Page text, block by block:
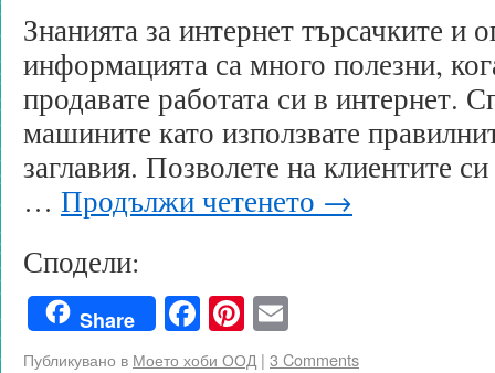
Знанията за интернет търсачките и
информацията са много полезни,
продавате работата си в интернет.
машините като използвате
заглавия. Позволете на клиентите
… Продължи четенето →
Сподели:
Share Facebook
Pinterest
Публикувано в Моето хоби ООД | 3 Comments